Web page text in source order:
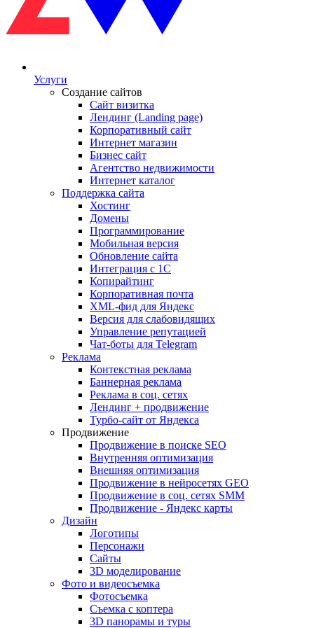
Услуги
Создание сайтов
Сайт визитка
Лендинг (Landing page)
Корпоративный сайт
Интернет магазин
Бизнес сайт
Агентство недвижимости
Интернет каталог
Поддержка сайта
Хостинг
Домены
Программирование
Мобильная версия
Обновление сайта
Интеграция с 1С
Копирайтинг
Корпоративная почта
XML-фид для Яндекс
Версия для слабовидящих
Управление репутацией
Чат-боты для Telegram
Реклама
Контекстная реклама
Баннерная реклама
Реклама в соц. сетях
Лендинг + продвижение
Турбо-сайт от Яндекса
Продвижение
Продвижение в поиске SEO
Внутренняя оптимизация
Внешняя оптимизация
Продвижение в нейросетях GEO
Продвижение в соц. сетях SMM
Продвижение - Яндекс карты
Дизайн
Логотипы
Персонажи
Сайты
3D моделирование
Фото и видеосъемка
Фотосъемка
Съемка с коптера
3D панорамы и туры